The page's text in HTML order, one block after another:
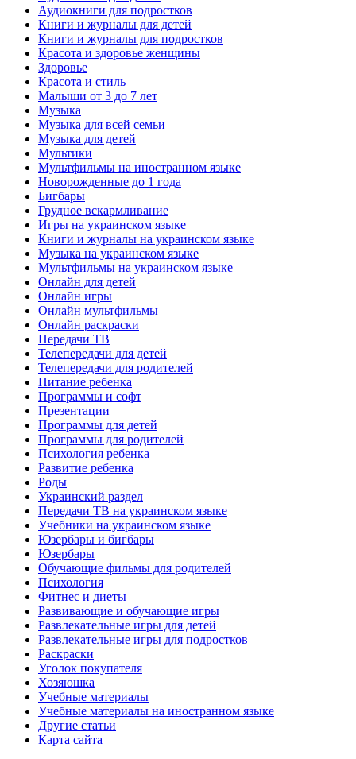
Аудиокниги для подростков
Книги и журналы для детей
Книги и журналы для подростков
Красота и здоровье женщины
Здоровье
Красота и стиль
Малыши от 3 до 7 лет
Музыка
Музыка для всей семьи
Музыка для детей
Мультики
Мультфильмы на иностранном языке
Новорожденные до 1 года
Бигбары
Грудное вскармливание
Игры на украинском языке
Книги и журналы на украинском языке
Музыка на украинском языке
Мультфильмы на украинском языке
Онлайн для детей
Онлайн игры
Онлайн мультфильмы
Онлайн раскраски
Передачи ТВ
Телепередачи для детей
Телепередачи для родителей
Питание ребенка
Программы и софт
Презентации
Программы для детей
Программы для родителей
Психология ребенка
Развитие ребенка
Роды
Украинский раздел
Передачи ТВ на украинском языке
Учебники на украинском языке
Юзербары и бигбары
Юзербары
Обучающие фильмы для родителей
Психология
Фитнес и диеты
Развивающие и обучающие игры
Развлекательные игры для детей
Развлекательные игры для подростков
Раскраски
Уголок покупателя
Хозяюшка
Учебные материалы
Учебные материалы на иностранном языке
Другие статьи
Карта сайта